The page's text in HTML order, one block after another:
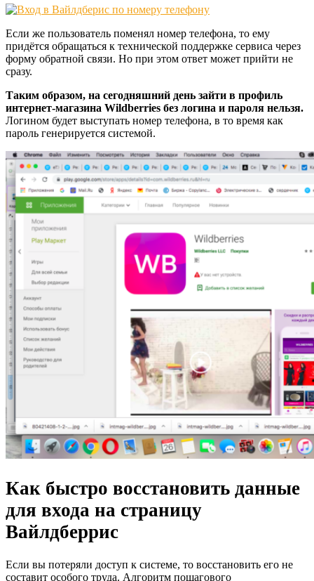
Если же пользователь поменял номер телефона, то ему
придётся обращаться к технической поддержке сервиса через
форму обратной связи. Но при этом ответ может прийти не
сразу.
Таким образом, на сегодняшний день зайти в профиль
интернет-магазина Wildberries без логина и пароля нельзя.
Логином будет выступать номер телефона, в то время как
пароль генерируется системой.
Как быстро восстановить данные
для входа на страницу
Вайлдберрис
Если вы потеряли доступ к системе, то восстановить его не
составит особого труда. Алгоритм пошагового